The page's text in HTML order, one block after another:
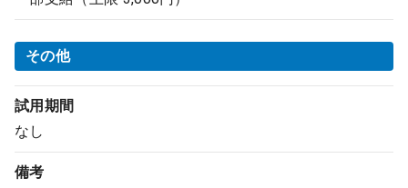
その他
試用期間
なし
備考